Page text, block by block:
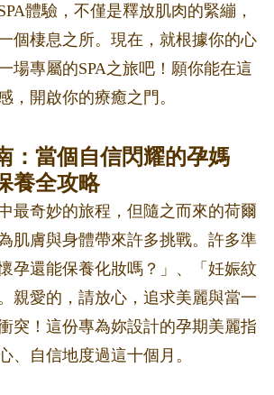
體驗，不僅是釋放肌肉的緊繃，
個棲息之所。現在，就根據你的心
場專屬的SPA之旅吧！願你能在這
，開啟你的療癒之門。
：當個自信閃耀的孕媽
養全攻略
最奇妙的旅程，但隨之而來的荷爾
肌膚與身體帶來許多挑戰。許多準
孕還能保養化妝嗎？」、「妊娠紋
親愛的，請放心，追求美麗與當一
突！這份專為妳設計的孕期美麗指
、自信地度過這十個月。